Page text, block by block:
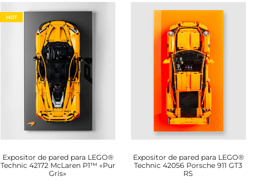
HOT
Expositor de pared para LEGO®
Technic 42172 McLaren P1™ «Pur
Gris»
Expositor de pared para LEGO®
Technic 42056 Porsche 911 GT3
RS